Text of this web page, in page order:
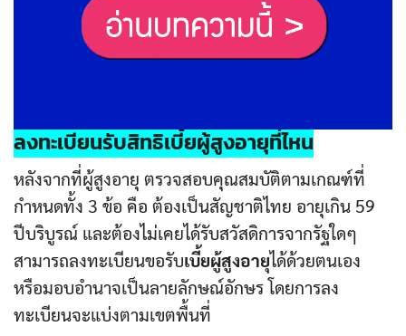
ลงทะเบียนรับสิทธิเบี้ยผู้สูงอายุที่ไหน
หลังจากที่ผู้สูงอายุ ตรวจสอบคุณสมบัติตามเกณฑ์ที่
กำหนดทั้ง 3 ข้อ คือ ต้องเป็นสัญชาติไทย อายุเกิน 59
ปีบริบูรณ์ และต้องไม่เคยได้รับสวัสดิการจากรัฐใดๆ
สามารถลงทะเบียนขอรับเบี้ยผู้สูงอายุได้ด้วยตนเอง
หรือมอบอำนาจเป็นลายลักษณ์อักษร โดยการลง
ทะเบียนจะแบ่งตามเขตพื้นที่